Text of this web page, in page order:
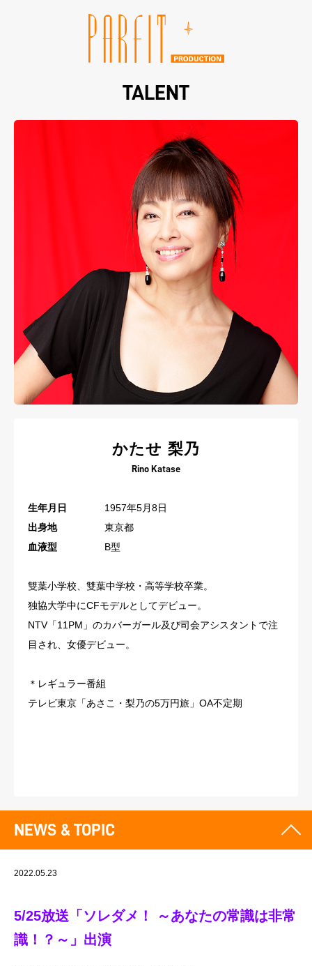
TALENT
かたせ 梨乃
Rino Katase
生年月日
1957年5月8日
出身地
東京都
血液型
B型
雙葉小学校、雙葉中学校・高等学校卒業。
独協大学中にCFモデルとしてデビュー。
NTV「11PM」のカバーガール及び司会アシスタントで注
目され、女優デビュー。
＊レギュラー番組
テレビ東京「あさこ・梨乃の5万円旅」OA不定期
NEWS & TOPIC
2022.05.23
5/25放送「ソレダメ！ ～あなたの常識は非常
識！？～」出演